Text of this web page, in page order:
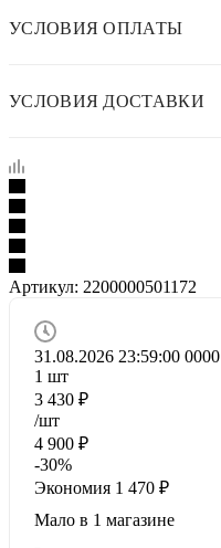
УСЛОВИЯ ОПЛАТЫ
УСЛОВИЯ ДОСТАВКИ
Артикул: 2200000501172
31.08.2026 23:59:00 0000
1 шт
3 430 ₽
/шт
4 900 ₽
-30%
Экономия 1 470 ₽
Мало в 1 магазине